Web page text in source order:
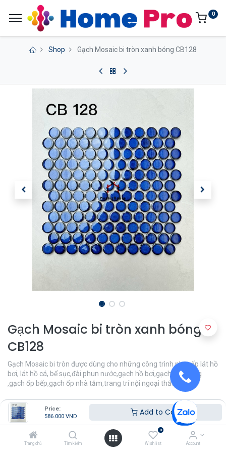
Price:
586.000 VND Add to Cart
Trang chủ Tìm kiếm
0
Wishlist Account
0
Shop Gạch Mosaic bi tròn xanh bóng CB128
Gạch Mosaic bi tròn xanh bóng
CB128
Gạch Mosaic bi tròn được dùng cho những công trình như: ốp lát hồ
bơi, lát hồ cá, bể sục,đài phun nước,gạch hồ bơi,gạch ốp tường
,gạch ốp bếp,gạch ốp nhà tắm,trang trí nội ngoại thất,...
586.000VND